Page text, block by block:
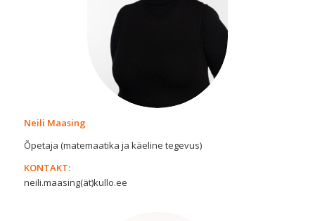
Neili Maasing
Õpetaja (matemaatika ja käeline tegevus)
KONTAKT:
neili.maasing(ät)kullo.ee